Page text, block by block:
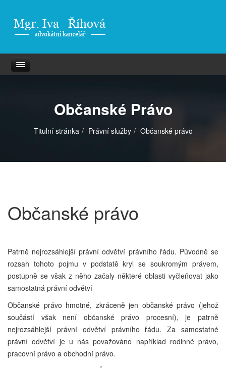
Občanské Právo
Titulní stránka Právní služby Občanské právo
Občanské právo
Patrně nejrozsáhlejší právní odvětví právního řádu. Původně se
rozsah tohoto pojmu v podstatě kryl se soukromým právem,
postupně se však z něho začaly některé oblasti vyčleňovat jako
samostatná právní odvětví
Občanské právo hmotné, zkráceně jen občanské právo (jehož
součástí však není občanské právo procesní), je patrně
nejrozsáhlejší právní odvětví právního řádu. Za samostatné
právní odvětví je u nás považováno například rodinné právo,
pracovní právo a obchodní právo.